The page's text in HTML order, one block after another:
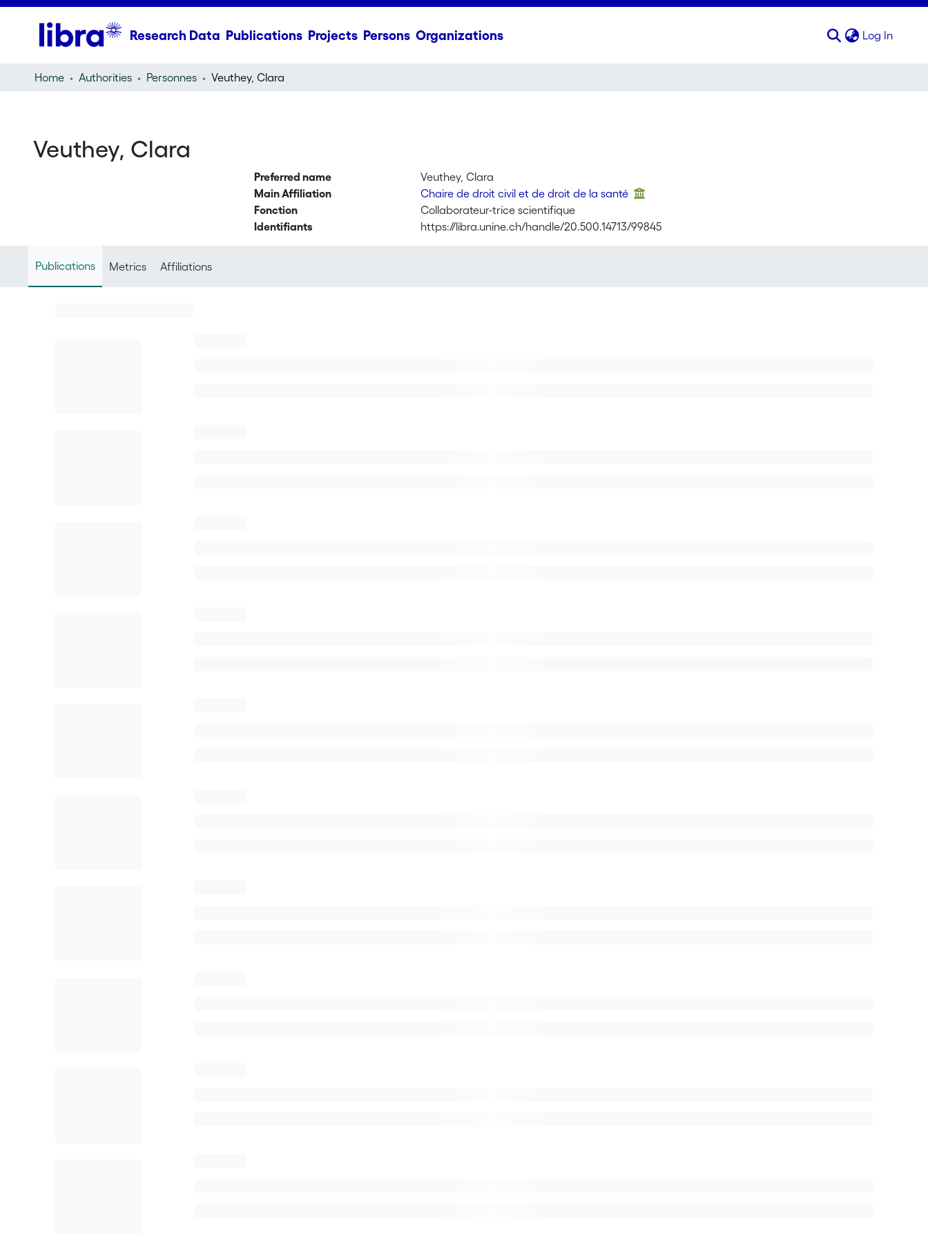
Research Data Publications Projects Persons Organizations Log In
Home Authorities Personnes Veuthey, Clara
Veuthey, Clara
Preferred name
Veuthey, Clara
Main Affiliation
Chaire de droit civil et de droit de la santé
Fonction
Collaborateur-trice scientifique
Identifiants
https://libra.unine.ch/handle/20.500.14713/99845
Publications Metrics Affiliations